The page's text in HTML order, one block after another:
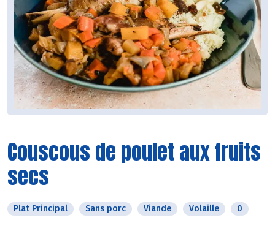
Couscous de poulet aux fruits
secs
Plat Principal Sans porc Viande Volaille 0